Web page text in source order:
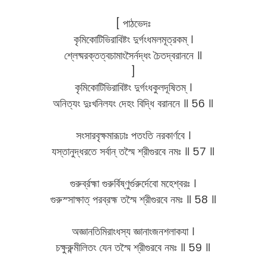
[ পাঠভেদঃ
কৃমিকোটিভিরাবিষ্টং দুর্গংধমলমূত্রকম্ ।
শ্লেষ্মরক্তত্বচামাংসৈর্নদ্ধং চৈতদ্বরাননে ॥
কৃমিকোটিভিরাবিষ্টং দুর্গংধকুলদূষিতম্ ।
অনিত্যং দুঃখনিলযং দেহং বিদ্ধি বরাননে ॥ 56 ॥
সংসারবৃক্ষমারূঢাঃ পতংতি নরকার্ণবে ।
যস্তানুদ্ধরতে সর্বান্ তস্মৈ শ্রীগুরবে নমঃ ॥ 57 ॥
গুরুর্ব্রহ্মা গুরুর্বিষ্ণুর্গুরুর্দেবো মহেশ্বরঃ ।
গুরুস্সাক্ষাত্ পরব্রহ্ম তস্মৈ শ্রীগুরবে নমঃ ॥ 58 ॥
অজ্ঞানতিমিরাংধস্য জ্ঞানাংজনশলাকযা ।
চক্ষুরুন্মীলিতং যেন তস্মৈ শ্রীগুরবে নমঃ ॥ 59 ॥